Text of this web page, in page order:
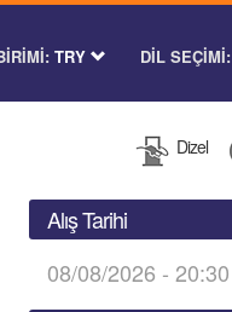
TRY DİL SEÇİMİ:
Dizel
Alış Tarihi
08/08/2026 - 20:30